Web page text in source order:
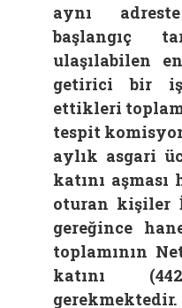
aynı
başlangıç
ulaşılabilen
getirici bir
ettikleri toplam
tespit
aylık asgari
katını
oturan kişiler
gereğince
toplamının
katını
gerekmektedir.